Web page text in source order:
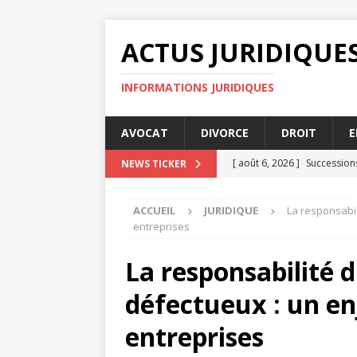
ACTUS
INFORMATIONS JURIDIQUES
AVOCAT DIVORCE DROIT
NEWS TICKER [ août 6, 2026 ]
[ août 3, 2026 ] Comment
[ août 3, 2026 ]
Audience
[ août 8, 2026 ]
ACCUEIL JURIDIQUE
La
entreprises
La responsabilité
défectueux : un
entreprises